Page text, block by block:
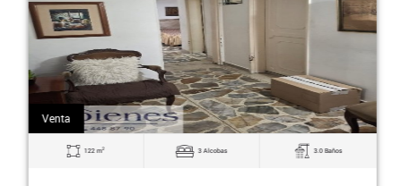
Venta
122 m2 3 Alcobas 3.0 Baños